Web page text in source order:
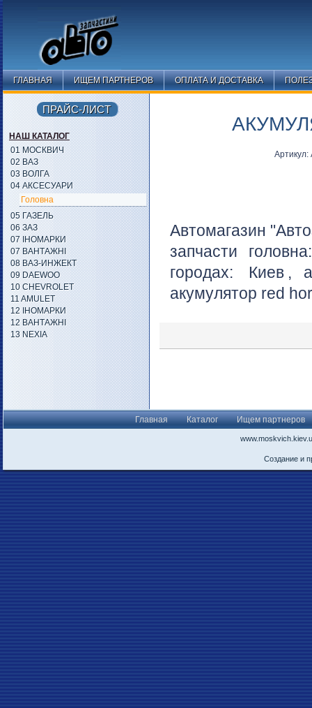
ГЛАВНАЯ ИЩЕМ ПАРТНЕРОВ ОПЛАТА И ДОСТАВКА
Автомагазин
запчасти
городах:
Киев , а
акумулятор red
ПРАЙС-ЛИСТ
НАШ КАТАЛОГ
01 МОСКВИЧ
02 ВАЗ
03 ВОЛГА
04 АКСЕСУАРИ
Головна
05 ГАЗЕЛЬ
06 ЗАЗ
07 ІНОМАРКИ
07 ВАНТАЖНІ
08 ВАЗ-ИНЖЕКТ
09 DAEWOO
10 CHEVROLET
11 AMULET
12 ІНОМАРКИ
12 ВАНТАЖНІ
13 NEXIA
Главная Каталог Ищем партнеров
Создание и